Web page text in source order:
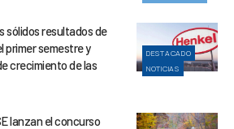
DESTACADO
NOTICIAS
sólidos resultados de
primer semestre y
crecimiento de las
lanzan el concurso